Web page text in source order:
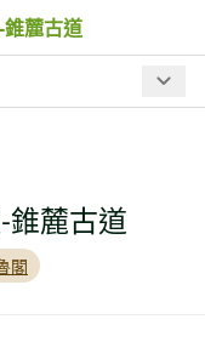
錐麓古道
森林、金柑樹山
錐麓古道
閣